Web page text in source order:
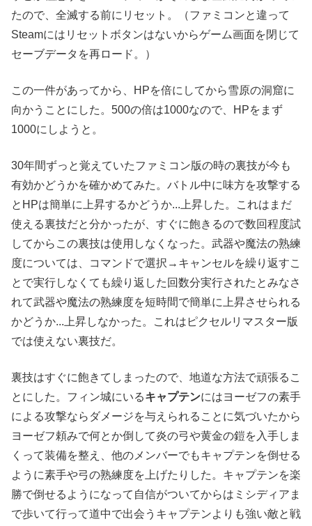
たので、全滅する前にリセット。（ファミコンと違って
Steamにはリセットボタンはないからゲーム画面を閉じて
セーブデータを再ロード。）
この一件があってから、HPを倍にしてから雪原の洞窟に
向かうことにした。500の倍は1000なので、HPをまず
1000にしようと。
30年間ずっと覚えていたファミコン版の時の裏技が今も
有効かどうかを確かめてみた。バトル中に味方を攻撃する
とHPは簡単に上昇するかどうか...上昇した。これはまだ
使える裏技だと分かったが、すぐに飽きるので数回程度試
してからこの裏技は使用しなくなった。武器や魔法の熟練
度については、コマンドで選択→キャンセルを繰り返すこ
とで実行しなくても繰り返した回数分実行されたとみなさ
れて武器や魔法の熟練度を短時間で簡単に上昇させられる
かどうか...上昇しなかった。これはピクセルリマスター版
では使えない裏技だ。
裏技はすぐに飽きてしまったので、地道な方法で頑張るこ
とにした。フィン城にいるキャプテンにはヨーゼフの素手
による攻撃ならダメージを与えられることに気づいたから
ヨーゼフ頼みで何とか倒して炎の弓や黄金の鎧を入手しま
くって装備を整え、他のメンバーでもキャプテンを倒せる
ように素手や弓の熟練度を上げたりした。キャプテンを楽
勝で倒せるようになって自信がついてからはミシディアま
で歩いて行って道中で出会うキャプテンよりも強い敵と戦